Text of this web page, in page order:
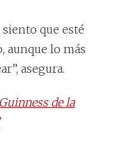
que esté
aunque lo más
asegura.
de la